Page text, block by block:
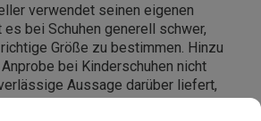
verwendet seinen eigenen
bei Schuhen generell schwer,
Größe zu bestimmen. Hinzu
bei Kinderschuhen nicht
Aussage darüber liefert,
passt oder nicht.